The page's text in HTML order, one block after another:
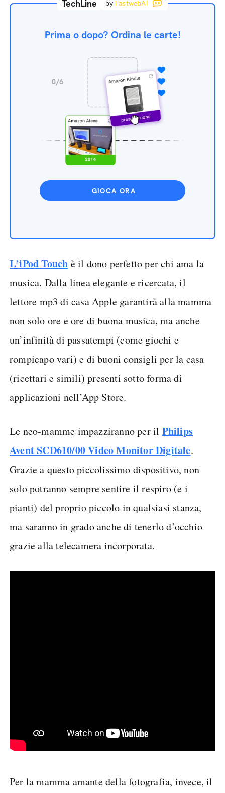
TechLine by FastwebAI
Prima o dopo? Ordina le carte!
GIOCA ORA
L’iPod Touch è il dono perfetto per chi ama la
musica. Dalla linea elegante e ricercata, il
lettore mp3 di casa Apple garantirà alla mamma
non solo ore e ore di buona musica, ma anche
un’infinità di passatempi (come giochi e
rompicapo vari) e di buoni consigli per la casa
(ricettari e simili) presenti sotto forma di
applicazioni nell’App Store.
Le neo-mamme impazziranno per il Philips
Avent SCD610/00 Video Monitor Digitale.
Grazie a questo piccolissimo dispositivo, non
solo potranno sempre sentire il respiro (e i
pianti) del proprio piccolo in qualsiasi stanza,
ma saranno in grado anche di tenerlo d’occhio
grazie alla telecamera incorporata.
Per la mamma amante della fotografia, invece, il